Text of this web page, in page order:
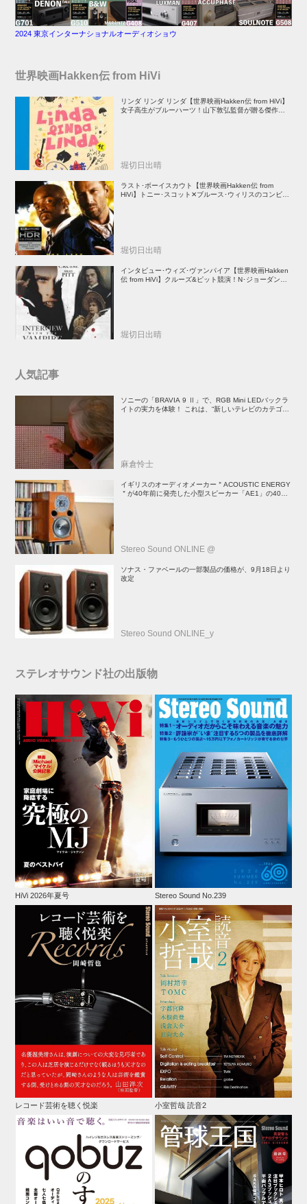
2024 東京インターナショナルオーディオショウ
世界映画Hakken伝 from HiVi
リンダ リンダ リンダ【世界映画Hakken伝 from HiVi】
女子高生がブルーハーツ！山下敦弘監督が贈る傑作青春
堀切日出晴
ラスト･ボーイスカウト【世界映画Hakken伝 from
HiVi】トニー･スコット✕ブルース･ウィリスのコンビが
堀切日出晴
インタビュー･ウィズ･ヴァンパイア【世界映画Hakken
伝 from HiVi】クルーズ&ピット競演！N･ジョーダン監
堀切日出晴
人気記事
ソニーの「BRAVIA 9 Ⅱ」で、RGB Mini LEDバックラ
イトの実力を体験！ これは、“新しいテレビのカテゴリ
麻倉怜士
イギリスのオーディオメーカー＂ACOUSTIC ENERGY
＂が40年前に発売した小型スピーカー「AE1」の40周
Stereo Sound ONLINE @
ソナス・ファベールの一部製品の価格が、9月18日より
改定
Stereo Sound ONLINE_y
ステレオサウンド社の出版物
HiVi 2026年夏号 Stereo Sound No.239
レコード芸術を聴く悦楽 小室哲哉 読音2